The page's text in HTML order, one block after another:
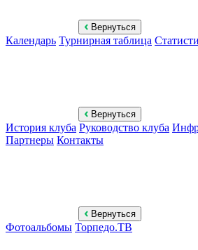
Вернуться
Календарь Турнирная таблица
Вернуться
История клуба Руководство клуба
Партнеры Контакты
Вернуться
Фотоальбомы Торпедо.ТВ